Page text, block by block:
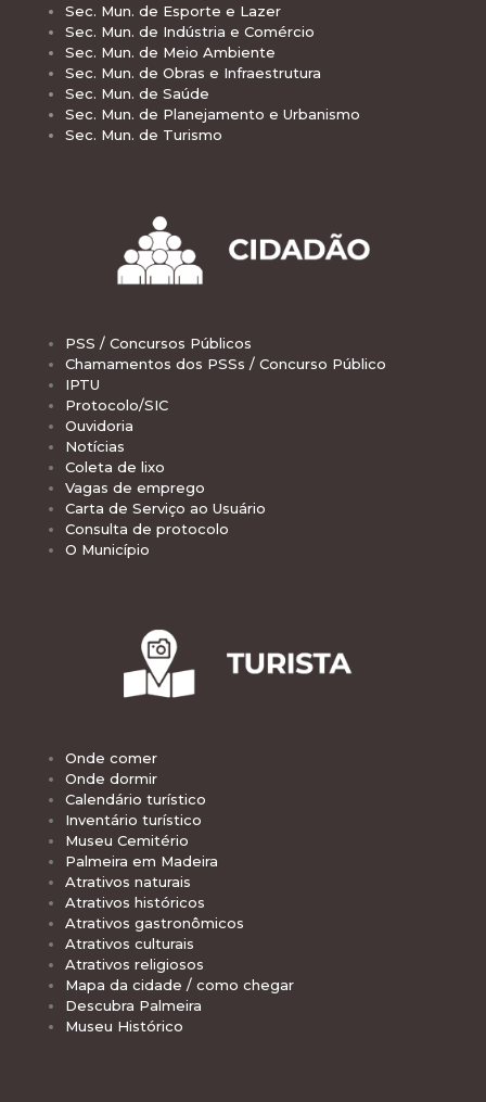
Sec. Mun. de Esporte e Lazer
Sec. Mun. de Indústria e Comércio
Sec. Mun. de Meio Ambiente
Sec. Mun. de Obras e Infraestrutura
Sec. Mun. de Saúde
Sec. Mun. de Planejamento e Urbanismo
Sec. Mun. de Turismo
PSS / Concursos Públicos
Chamamentos dos PSSs / Concurso Público
IPTU
Protocolo/SIC
Ouvidoria
Notícias
Coleta de lixo
Vagas de emprego
Carta de Serviço ao Usuário
Consulta de protocolo
O Município
Onde comer
Onde dormir
Calendário turístico
Inventário turístico
Museu Cemitério
Palmeira em Madeira
Atrativos naturais
Atrativos históricos
Atrativos gastronômicos
Atrativos culturais
Atrativos religiosos
Mapa da cidade / como chegar
Descubra Palmeira
Museu Histórico